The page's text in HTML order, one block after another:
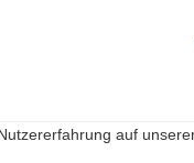
werden Cookies
auf